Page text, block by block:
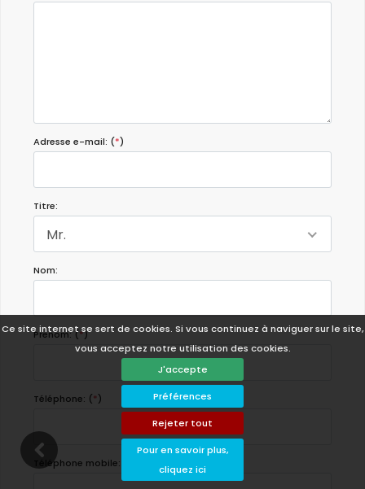
Ce site internet se sert de cookies. Si vous continuez à naviguer sur le site,
vous acceptez notre utilisation des cookies.
J'accepte
Préférences
Rejeter tout
Pour en savoir plus,
cliquez ici
Adresse e-mail: (*)
Titre:
Mr.
Nom:
Prenom: (*)
Téléphone: (*)
Téléphone mobile: